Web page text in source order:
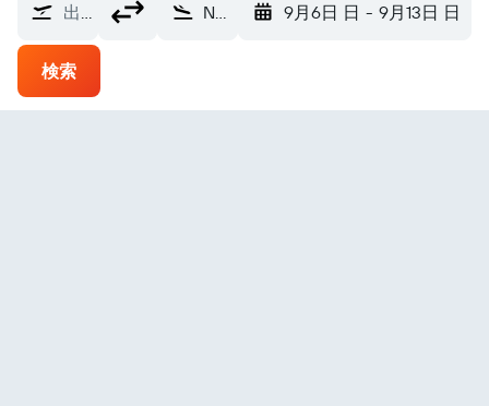
出発地 Nakhichevan ナヒチェヴァン空港 (NAJ) 9月6日 日 - 9月13日 日
検索